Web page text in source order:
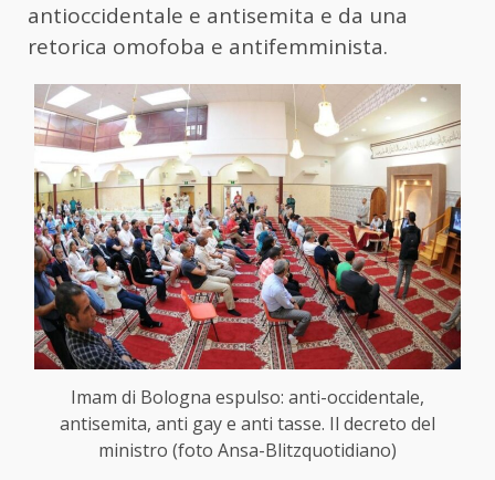
antioccidentale e antisemita e da una
retorica omofoba e antifemminista.
Imam di Bologna espulso: anti-occidentale,
antisemita, anti gay e anti tasse. Il decreto del
ministro (foto Ansa-Blitzquotidiano)